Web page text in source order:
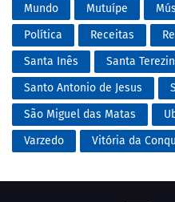
Mundo
Mutuípe
Política
Receitas
Santa Inês
Santa
Santo Antonio de Jesus
São Miguel das Matas
Varzedo
Vitória da